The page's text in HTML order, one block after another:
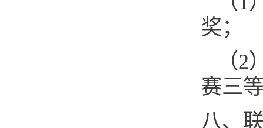
奖；
（
赛三
八、